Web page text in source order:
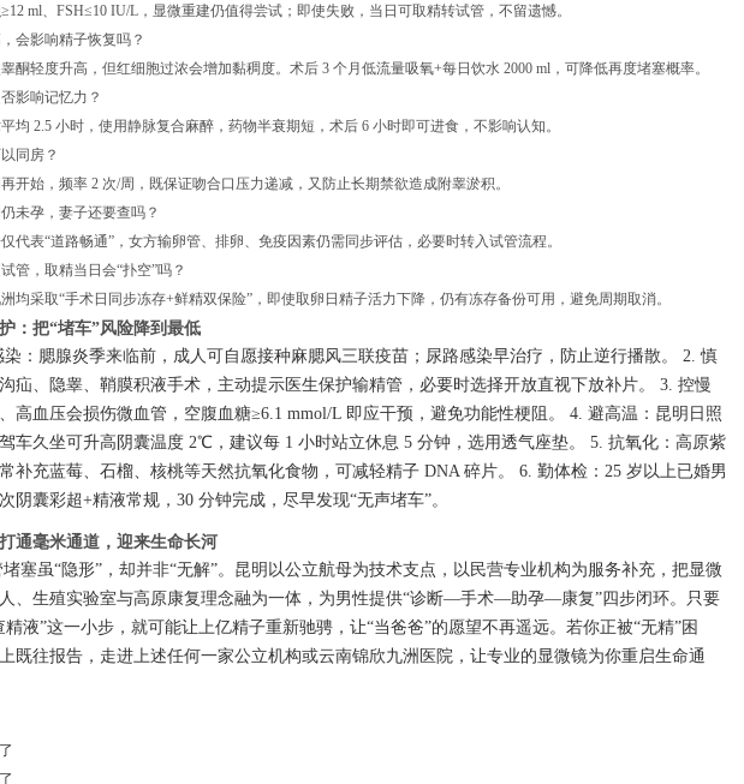
ml、FSH≤10 IU/L，显微重建仍值得尝试；即使失败，当日可取精转试管，不留遗憾。
会影响精子恢复吗？
酮轻度升高，但红细胞过浓会增加黏稠度。术后 3 个月低流量吸氧+每日饮水 2000 ml，可降低再度堵塞概率。
影响记忆力？
均 2.5 小时，使用静脉复合麻醉，药物半衰期短，术后 6 小时即可进食，不影响认知。
同房？
开始，频率 2 次/周，既保证吻合口压力递减，又防止长期禁欲造成附睾淤积。
未孕，妻子还要查吗？
代表“道路畅通”，女方输卵管、排卵、免疫因素仍需同步评估，必要时转入试管流程。
管，取精当日会“扑空”吗？
均采取“手术日同步冻存+鲜精双保险”，即使取卵日精子活力下降，仍有冻存备份可用，避免周期取消。
：把“堵车”风险降到最低
染：腮腺炎季来临前，成人可自愿接种麻腮风三联疫苗；尿路感染早治疗，防止逆行播散。 2. 慎
疝、隐睾、鞘膜积液手术，主动提示医生保护输精管，必要时选择开放直视下放补片。 3. 控慢
高血压会损伤微血管，空腹血糖≥6.1 mmol/L 即应干预，避免功能性梗阻。 4. 避高温：昆明日照
车久坐可升高阴囊温度 2℃，建议每 1 小时站立休息 5 分钟，选用透气座垫。 5. 抗氧化：高原紫
补充蓝莓、石榴、核桃等天然抗氧化食物，可减轻精子 DNA 碎片。 6. 勤体检：25 岁以上已婚男
阴囊彩超+精液常规，30 分钟完成，尽早发现“无声堵车”。
通毫米通道，迎来生命长河
塞虽“隐形”，却并非“无解”。昆明以公立航母为技术支点，以民营专业机构为服务补充，把显微
、生殖实验室与高原康复理念融为一体，为男性提供“诊断—手术—助孕—康复”四步闭环。只要
精液”这一小步，就可能让上亿精子重新驰骋，让“当爸爸”的愿望不再遥远。若你正被“无精”困
既往报告，走进上述任何一家公立机构或云南锦欣九洲医院，让专业的显微镜为你重启生命通